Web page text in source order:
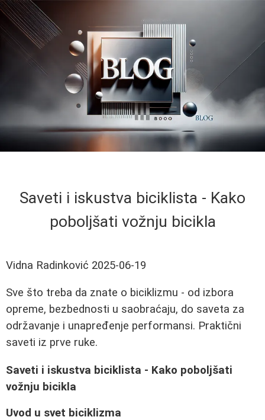
Saveti i iskustva biciklista - Kako
poboljšati vožnju bicikla
Vidna Radinković 2025-06-19
Sve što treba da znate o biciklizmu - od izbora
opreme, bezbednosti u saobraćaju, do saveta za
održavanje i unapređenje performansi. Praktični
saveti iz prve ruke.
Saveti i iskustva biciklista - Kako poboljšati
vožnju bicikla
Uvod u svet biciklizma